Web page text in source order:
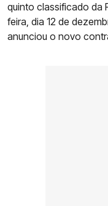
quinto classificado da
feira, dia 12 de
anunciou o novo